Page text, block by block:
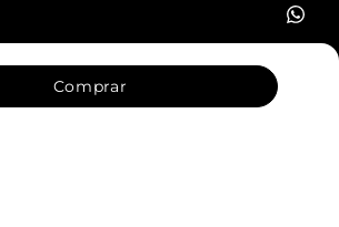
Comprar